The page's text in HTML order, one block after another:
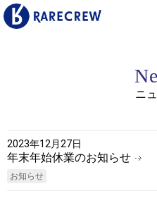
ニ
2023年12月27日
年末年始休業のお知らせ
お知らせ